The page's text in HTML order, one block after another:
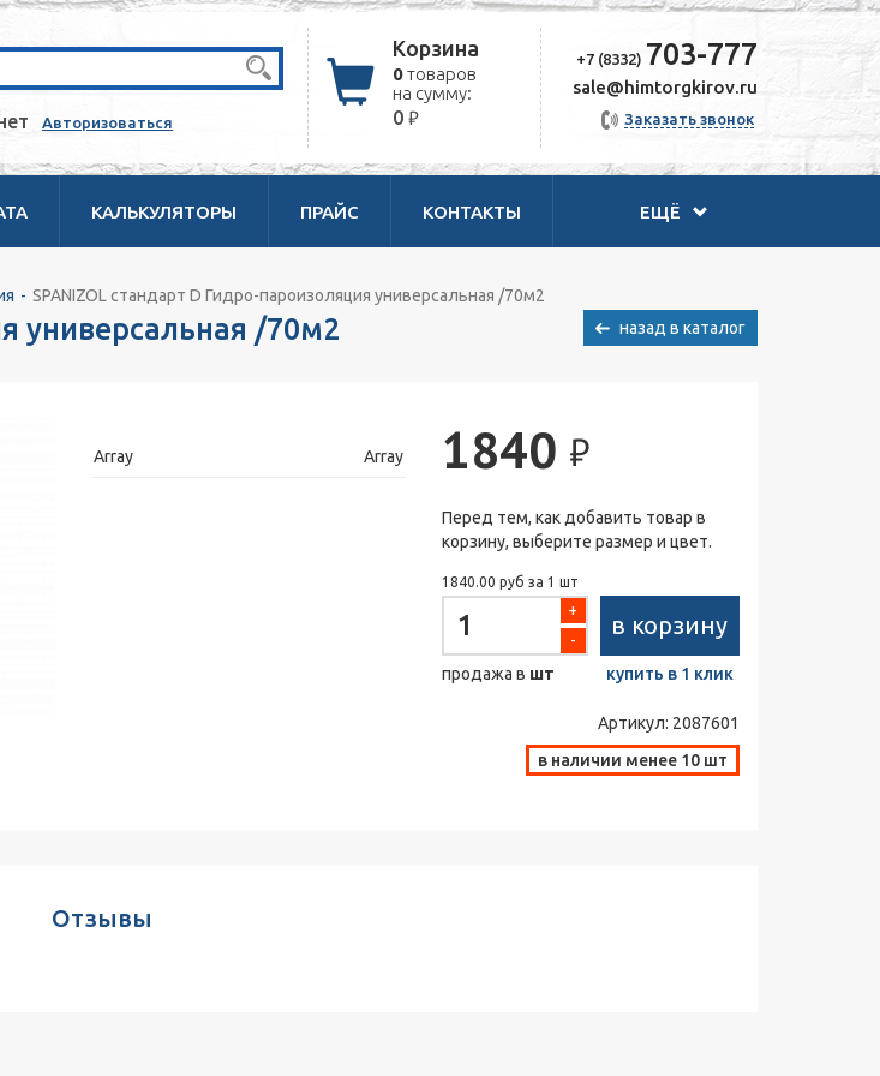
Авторизоваться
Корзина
0товаров
на сумму:
0 ₽
+7 (8332) 703-777
sale@himtorgkirov.ru
Заказать звонок
КАЛЬКУЛЯТОРЫ ПРАЙС КОНТАКТЫ ЕЩЁ
SPANIZOL стандарт D Гидро-пароизоляция универсальная /70м2
универсальная /70м2 назад в каталог
Array Array 1840 ₽
Перед тем, как добавить товар в
корзину, выберите размер и цвет.
1840.00 руб за 1 шт
-
+
продажа в шт
в корзину
купить в 1 клик
Артикул: 2087601
в наличии менее 10 шт
Отзывы